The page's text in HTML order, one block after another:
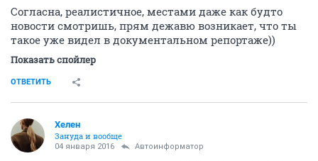
Согласна, реалистичное, местами даже как будто
новости смотришь, прям дежавю возникает, что ты
такое уже видел в документальном репортаже))
Показать спойлер
ОТВЕТИТЬ
Хелен
Зануда и вообще
04 января 2016 Автоинформатор